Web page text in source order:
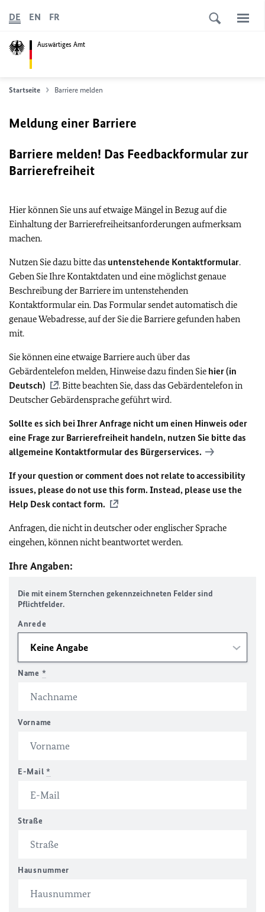
Auswärtiges Amt
DE EN FR
Startseite Barriere melden
Meldung einer Barriere
Barriere melden! Das Feedbackformular zur
Barrierefreiheit
Hier können Sie uns auf etwaige Mängel in Bezug auf die
Einhaltung der Barrierefreiheitsanforderungen aufmerksam
machen.
Nutzen Sie dazu bitte das untenstehende Kontaktformular.
Geben Sie Ihre Kontaktdaten und eine möglichst genaue
Beschreibung der Barriere im untenstehenden
Kontaktformular ein. Das Formular sendet automatisch die
genaue Webadresse, auf der Sie die Barriere gefunden haben
mit.
Sie können eine etwaige Barriere auch über das
Gebärdentelefon melden, Hinweise dazu finden Sie hier (in
Deutsch)
. Bitte beachten Sie, dass das Gebärdentelefon in
Deutscher Gebärdensprache geführt wird.
Sollte es sich bei Ihrer Anfrage nicht um einen Hinweis oder
eine Frage zur Barrierefreiheit handeln, nutzen Sie bitte das
allgemeine Kontaktformular des Bürgerservices.
If your question or comment does not relate to accessibility
issues, please do not use this form. Instead, please use the
Help Desk contact form.
Anfragen, die nicht in deutscher oder englischer Sprache
eingehen, können nicht beantwortet werden.
Ihre Angaben:
Die mit einem Sternchen gekennzeichneten Felder sind
Pflichtfelder.
Anrede
Name *
Vorname
E-Mail *
Straße
Hausnummer